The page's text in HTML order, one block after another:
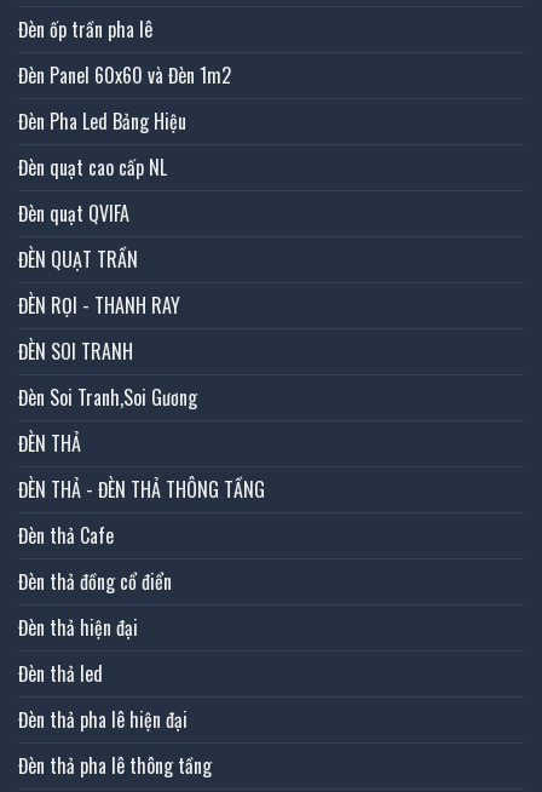
Đèn ốp trần pha lê
Đèn Panel 60x60 và Đèn 1m2
Đèn Pha Led Bảng Hiệu
Đèn quạt cao cấp NL
Đèn quạt QVIFA
ĐÈN QUẠT TRẦN
ĐÈN RỌI - THANH RAY
ĐÈN SOI TRANH
Đèn Soi Tranh,Soi Gương
ĐÈN THẢ
ĐÈN THẢ - ĐÈN THẢ THÔNG TẦNG
Đèn thả Cafe
Đèn thả đồng cổ điển
Đèn thả hiện đại
Đèn thả led
Đèn thả pha lê hiện đại
Đèn thả pha lê thông tầng